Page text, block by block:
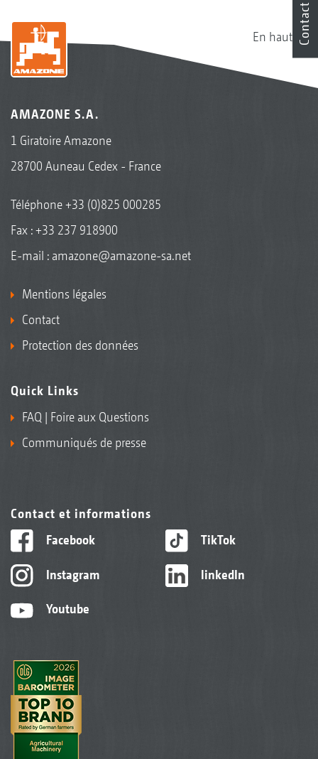
En haut
AMAZONE S.A.
1 Giratoire Amazone
28700 Auneau Cedex - France
Téléphone+33 (0)825 000285
Fax : +33 237 918900
E-mail : amazone@amazone-sa.net
Mentions légales
Contact
Protection des données
Quick Links
FAQ | Foire aux Questions
Communiqués de presse
Contact et informations
Facebook
Instagram
Youtube
TikTok
linkedIn
Contact